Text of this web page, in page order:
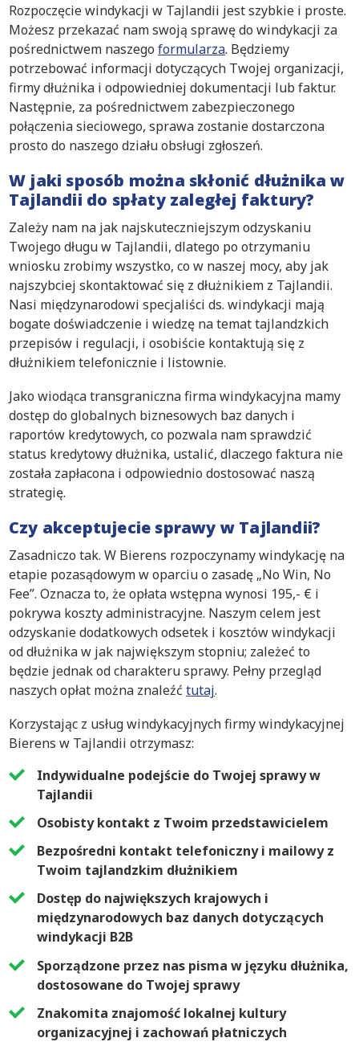
Rozpoczęcie windykacji w Tajlandii jest szybkie i proste.
Możesz przekazać nam swoją sprawę do windykacji za
pośrednictwem naszego formularza. Będziemy
potrzebować informacji dotyczących Twojej organizacji,
firmy dłużnika i odpowiedniej dokumentacji lub faktur.
Następnie, za pośrednictwem zabezpieczonego
połączenia sieciowego, sprawa zostanie dostarczona
prosto do naszego działu obsługi zgłoszeń.
W jaki sposób można skłonić dłużnika w
Tajlandii do spłaty zaległej faktury?
Zależy nam na jak najskuteczniejszym odzyskaniu
Twojego długu w Tajlandii, dlatego po otrzymaniu
wniosku zrobimy wszystko, co w naszej mocy, aby jak
najszybciej skontaktować się z dłużnikiem z Tajlandii.
Nasi międzynarodowi specjaliści ds. windykacji mają
bogate doświadczenie i wiedzę na temat tajlandzkich
przepisów i regulacji, i osobiście kontaktują się z
dłużnikiem telefonicznie i listownie.
Jako wiodąca transgraniczna firma windykacyjna mamy
dostęp do globalnych biznesowych baz danych i
raportów kredytowych, co pozwala nam sprawdzić
status kredytowy dłużnika, ustalić, dlaczego faktura nie
została zapłacona i odpowiednio dostosować naszą
strategię.
Czy akceptujecie sprawy w Tajlandii?
Zasadniczo tak. W Bierens rozpoczynamy windykację na
etapie pozasądowym w oparciu o zasadę „No Win, No
Fee”. Oznacza to, że opłata wstępna wynosi 195,- € i
pokrywa koszty administracyjne. Naszym celem jest
odzyskanie dodatkowych odsetek i kosztów windykacji
od dłużnika w jak największym stopniu; zależeć to
będzie jednak od charakteru sprawy. Pełny przegląd
naszych opłat można znaleźć tutaj.
Korzystając z usług windykacyjnych firmy windykacyjnej
Bierens w Tajlandii otrzymasz:
Indywidualne podejście do Twojej sprawy w
Tajlandii
Osobisty kontakt z Twoim przedstawicielem
Bezpośredni kontakt telefoniczny i mailowy z
Twoim tajlandzkim dłużnikiem
Dostęp do największych krajowych i
międzynarodowych baz danych dotyczących
windykacji B2B
Sporządzone przez nas pisma w języku dłużnika,
dostosowane do Twojej sprawy
Znakomita znajomość lokalnej kultury
organizacyjnej i zachowań płatniczych